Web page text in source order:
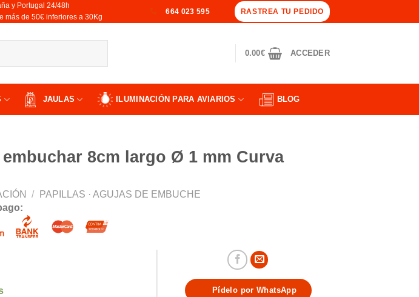
y Portugal 24/48h
más de 50€ inferiores a 30Kg
664 023 595 RASTREA TU PEDIDO
0.00€ ACCEDER
JAULAS ILUMINACIÓN PARA AVIARIOS BLOG
8cm largo Ø 1 mm Curva
/
PAPILLAS · AGUJAS DE EMBUCHE
Pídelo por WhatsApp